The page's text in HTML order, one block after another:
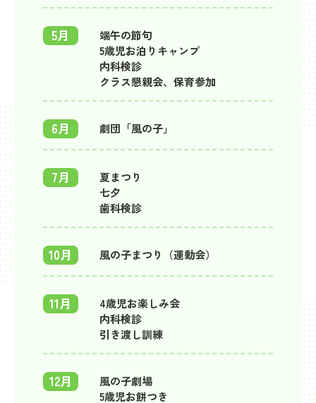
5月
端午の節句
5歳児お泊りキャンプ
内科検診
クラス懇親会、保育参加
6月 劇団「風の子」
7月
夏まつり
七夕
歯科検診
10月 風の子まつり（運動会）
11月
4歳児お楽しみ会
内科検診
引き渡し訓練
12月
風の子劇場
5歳児お餅つき